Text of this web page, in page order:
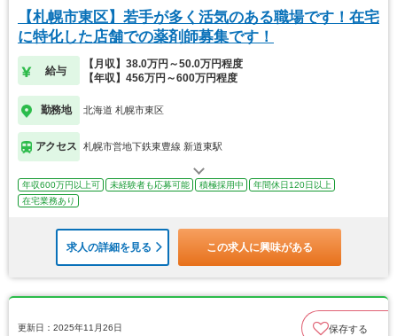
【札幌市東区】若手が多く活気のある職場です！在宅
に特化した店舗での薬剤師募集です！
給与
【月収】38.0万円～50.0万円程度
【年収】456万円～600万円程度
勤務地 北海道 札幌市東区
アクセス 札幌市営地下鉄東豊線 新道東駅
年収600万円以上可 未経験者も応募可能 積極採用中
年間休日120日以上
在宅業務あり
求人の詳細を見る この求人に興味がある
更新日：2025年11月26日 保存する